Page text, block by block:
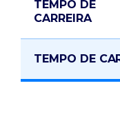
TEMPO DE
CARREIRA
TEMPO DE